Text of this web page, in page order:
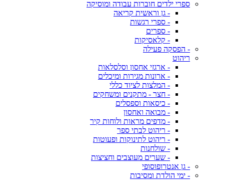
ספרי ילדים חוברות עבודה ומוסיקה
- גן וראשית קריאה
- ספרי רגשות
- ספרים
- קלאסיקות
- הפסקה פעילה
ריהוט
- ארגזי אחסון וסלסלאות
- ארונות מגירות ומיכלים
- המלצות לציוד כללי
- חצר - מתקנים ומשחקים
- כיסאות וספסלים
- מבואה ואחסון
- מדפים מראות ולוחות קיר
- ריהוט לבתי ספר
- ריהוט לתינוקות ופעוטות
- שולחנות
- שערים מעוצבים וחציצות
- גן אנטרופוסופי
- ימי הולדת ומסיבות